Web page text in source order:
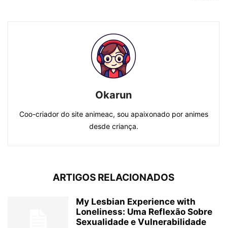
Okarun
Coo-criador do site animeac, sou apaixonado por animes
desde criança.
ARTIGOS RELACIONADOS
My Lesbian Experience with
Loneliness: Uma Reflexão Sobre
Sexualidade e Vulnerabilidade